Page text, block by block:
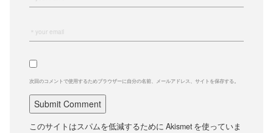
次回のコメントで使用するためブラウザーに自分の名前、メールアドレス、サイトを保存する。
このサイトはスパムを低減するために Akismet を使っていま